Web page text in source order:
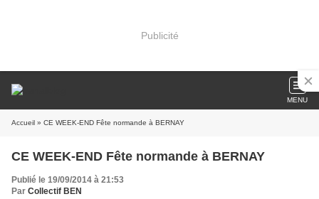
Publicité
MENU
Accueil » CE WEEK-END Fête normande à BERNAY
CE WEEK-END Fête normande à BERNAY
Publié le 19/09/2014 à 21:53
Par Collectif BEN